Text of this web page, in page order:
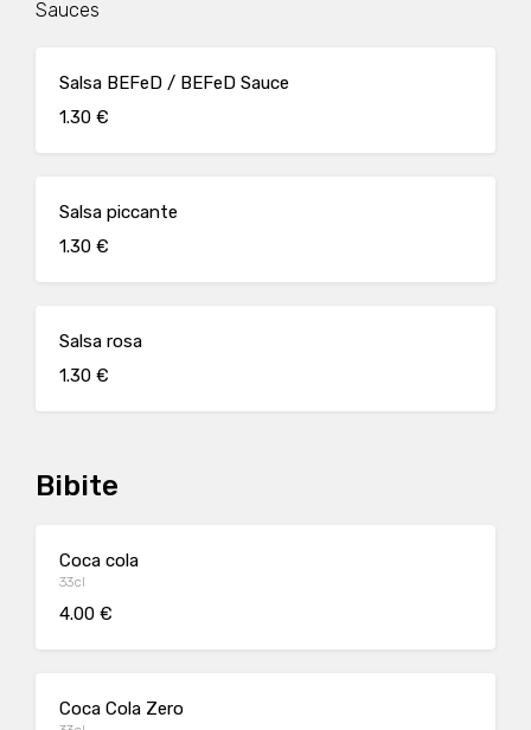
Sauces
Salsa BEFeD / BEFeD Sauce
1.30 €
Salsa piccante
1.30 €
Salsa rosa
1.30 €
Bibite
Coca cola
33cl
4.00 €
Coca Cola Zero